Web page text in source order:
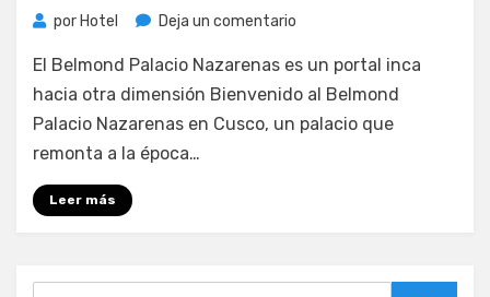
por Hotel Deja un comentario
Palacio
Nazarenas:
un
El Belmond Palacio Nazarenas es un portal inca
hacia otra dimensión Bienvenido al Belmond
Palacio Nazarenas en Cusco, un palacio que
remonta a la época…
Leer más